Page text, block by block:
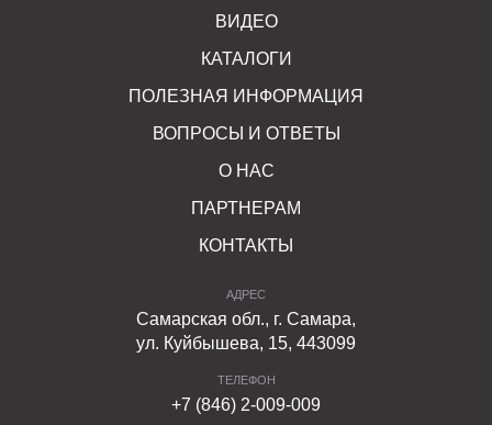
примыкании тротуара к дорожному полотну
температурных колебаниях, длительном воздействии
прямых солнечных лучей. Они легко противостоят
Пандусы из бетона морозостойкие, поэтому безопасны
и удобны в любое время года.
Покупайте комплект бетонных пандусов ФАРБШТАЙН,
левых и правых, один - центральный. Пандусы помогут
грамотно обустроить территорию, сделать ее более
функциональной и безопасной.
ВИДЕО
КАТАЛОГИ
ПОЛЕЗНАЯ ИНФОРМАЦИЯ
ВОПРОСЫ И ОТВЕТЫ
О НАС
ПАРТНЕРАМ
КОНТАКТЫ
АДРЕС
Самарская обл., г. Самара,
ул. Куйбышева, 15, 443099
ТЕЛЕФОН
+7 (846) 2-009-009